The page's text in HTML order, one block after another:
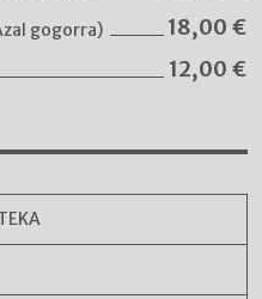
gogorra) 18,00 €
12,00 €